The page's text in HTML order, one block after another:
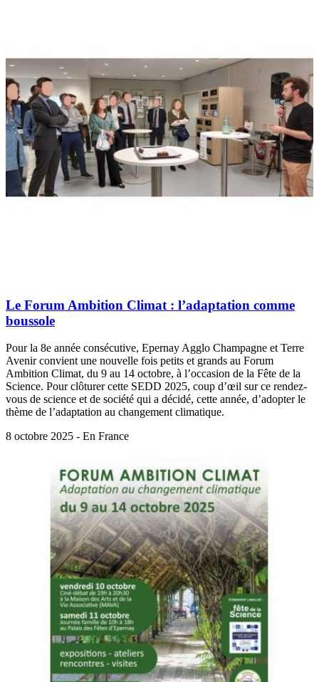
Le Forum Ambition Climat : l’adaptation comme
boussole
Pour la 8e année consécutive, Epernay Agglo Champagne et Terre
Avenir convient une nouvelle fois petits et grands au Forum
Ambition Climat, du 9 au 14 octobre, à l’occasion de la Fête de la
Science. Pour clôturer cette SEDD 2025, coup d’œil sur ce rendez-
vous de science et de société qui a décidé, cette année, d’adopter le
thème de l’adaptation au changement climatique.
8 octobre 2025 - En France